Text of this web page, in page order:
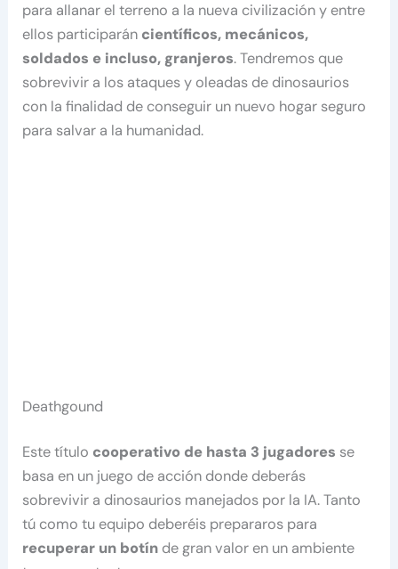
para allanar el terreno a la nueva civilización y entre
ellos participarán científicos, mecánicos,
soldados e incluso, granjeros. Tendremos que
sobrevivir a los ataques y oleadas de dinosaurios
con la finalidad de conseguir un nuevo hogar seguro
para salvar a la humanidad.
Deathgound
Este título cooperativo de hasta 3 jugadores se
basa en un juego de acción donde deberás
sobrevivir a dinosaurios manejados por la IA. Tanto
tú como tu equipo deberéis prepararos para
recuperar un botín de gran valor en un ambiente